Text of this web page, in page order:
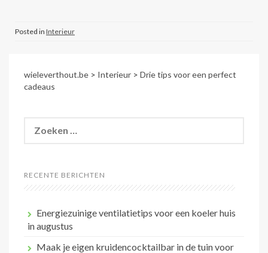
Posted in Interieur
wieleverthout.be > Interieur > Drie tips voor een perfect
cadeaus
naar:
RECENTE BERICHTEN
Energiezuinige ventilatietips voor een koeler huis
in augustus
Maak je eigen kruidencocktailbar in de tuin voor